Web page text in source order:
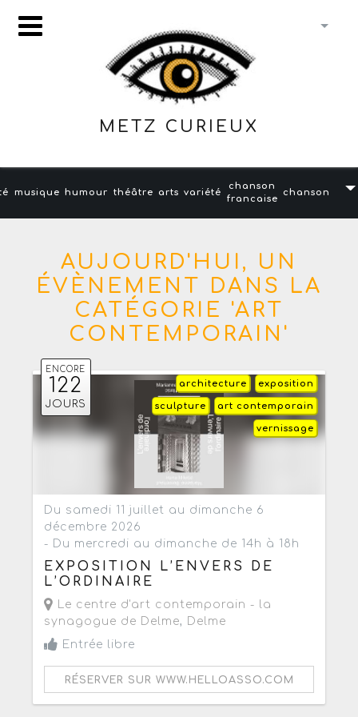
METZ CURIEUX
musique humour théâtre arts variété
chanson
francaise
chanson
AUJOURD'HUI, UN
ÉVÈNEMENT DANS LA
CATÉGORIE 'ART
CONTEMPORAIN'
ENCORE
122
JOURS
exposition
architecture
art contemporain
sculpture
vernissage
Du samedi 11 juillet au dimanche 6
décembre 2026
- Du mercredi au dimanche de 14h à 18h
EXPOSITION L’ENVERS DE
L’ORDINAIRE
Le centre d'art contemporain - la
synagogue de Delme, Delme
Entrée libre
RÉSERVER SUR WWW.HELLOASSO.COM